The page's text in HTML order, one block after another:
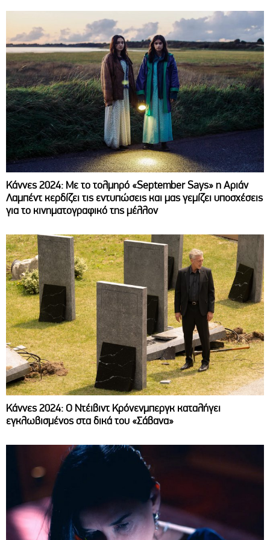
Κάννες 2024: Με το τολμηρό «September Says» η Αριάν
Λαμπέντ κερδίζει τις εντυπώσεις και μας γεμίζει υποσχέσεις
για το κινηματογραφικό της μέλλον
Κάννες 2024: Ο Ντέιβιντ Κρόνενμπεργκ καταλήγει
εγκλωβισμένος στα δικά του «Σάβανα»